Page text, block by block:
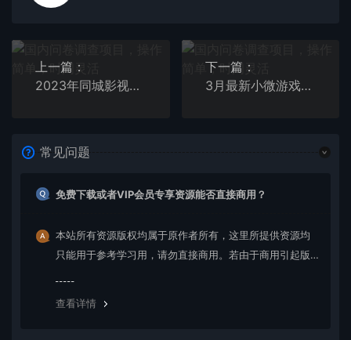
上一篇：
2023年同城影视会员卡上门推销实操教程
下一篇：
3月最新小微游戏掘金教程：单人可操作5-10台手机
常见问题
免费下载或者VIP会员专享资源能否直接商用？
本站所有资源版权均属于原作者所有，这里所提供资源均
只能用于参考学习用，请勿直接商用。若由于商用引起版
查看详情